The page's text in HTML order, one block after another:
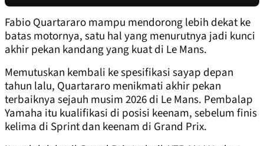
Fabio Quartararo mampu mendorong lebih dekat ke
batas motornya, satu hal yang menurutnya jadi kunci
akhir pekan kandang yang kuat di Le Mans.
Memutuskan kembali ke spesifikasi sayap depan
tahun lalu, Quartararo menikmati akhir pekan
terbaiknya sejauh musim 2026 di Le Mans. Pembalap
Yamaha itu kualifikasi di posisi keenam, sebelum finis
kelima di Sprint dan keenam di Grand Prix.